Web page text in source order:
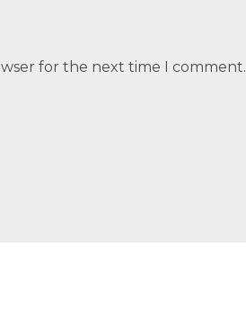
for the next time I comment.